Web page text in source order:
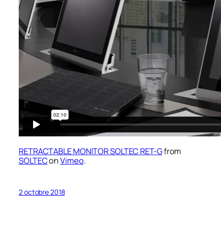
RETRACTABLE MONITOR SOLTEC RET-Gfrom
SOLTEConVimeo.
2 octobre 2018